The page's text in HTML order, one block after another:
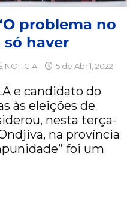
problema no
só haver
NOTICIA 5 de Abril, 2022
e candidato do
às eleições de
nesta terça-
na província
foi um